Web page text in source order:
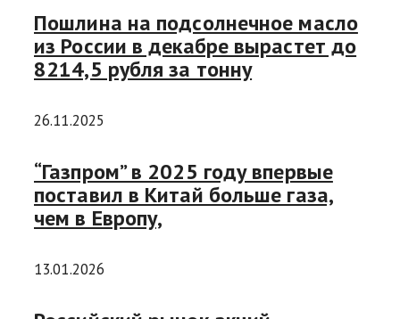
Пошлина на подсолнечное масло
из России в декабре вырастет до
8214,5 рубля за тонну
26.11.2025
“Газпром” в 2025 году впервые
поставил в Китай больше газа,
чем в Европу,
13.01.2026